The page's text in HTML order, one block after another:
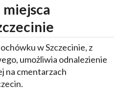
w Szczecinie, z
umożliwia odnalezienie
na cmentarzach